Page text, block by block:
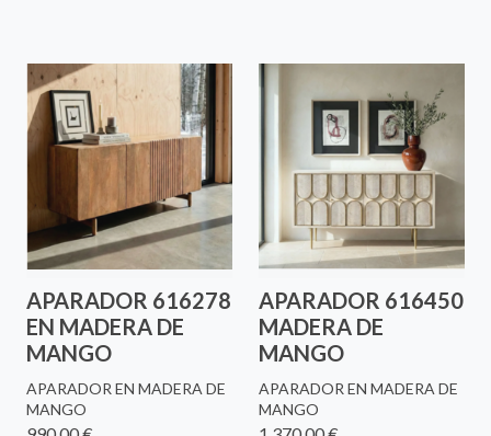
APARADOR 616278
EN MADERA DE
MANGO
APARADOR EN MADERA DE
MANGO
APARADOR 616450
MADERA DE
MANGO
APARADOR EN MADERA DE
MANGO